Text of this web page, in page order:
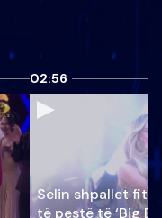
02:56
Selin shpallet
të pestë të ‘Big